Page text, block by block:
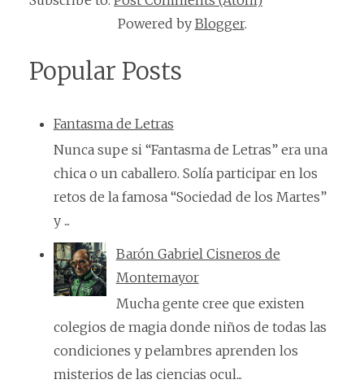
Powered by Blogger.
Popular Posts
Fantasma de Letras
Nunca supe si “Fantasma de Letras” era una
chica o un caballero. Solía participar en los
retos de la famosa “Sociedad de los Martes”
y ...
Barón Gabriel Cisneros de
Montemayor
Mucha gente cree que existen
colegios de magia donde niños de todas las
condiciones y pelambres aprenden los
misterios de las ciencias ocul...